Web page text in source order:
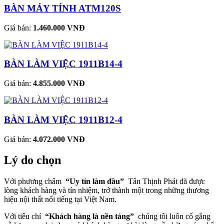
BÀN MÁY TÍNH ATM120S
Giá bán: 1.460.000 VNĐ
BÀN LÀM VIỆC 1911B14-4
Giá bán: 4.855.000 VNĐ
BÀN LÀM VIỆC 1911B12-4
Giá bán: 4.072.000 VNĐ
Lý do chọn
Với phương châm “Uy tín làm đầu” Tân Thịnh Phát đã được
lòng khách hàng và tín nhiệm, trở thành một trong những thương
hiệu nội thất nổi tiếng tại Việt Nam.
Với tiêu chí “Khách hàng là nền tảng” chúng tôi luôn cố gắng